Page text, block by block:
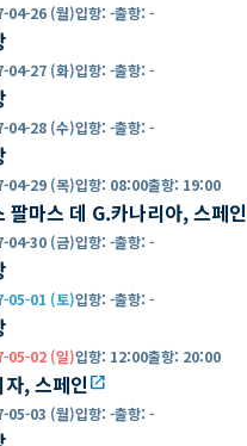
04-26 (월)입항: -출항: -
04-27 (화)입항: -출항: -
04-28 (수)입항: -출항: -
04-29 (목)입항: 08:00출항: 19:00
팔마스 데 G.카나리아, 스페인
04-30 (금)입항: -출항: -
05-01 (토)입항: -출항: -
05-02 (일)입항: 12:00출항: 20:00
자, 스페인open_in_new
05-03 (월)입항: -출항: -